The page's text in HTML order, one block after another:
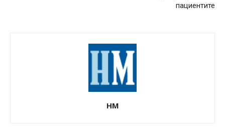
пациентите
НМ